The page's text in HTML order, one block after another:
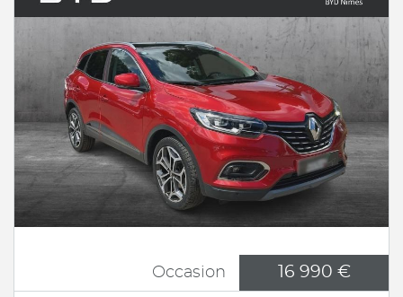
Occasion 16 990 €